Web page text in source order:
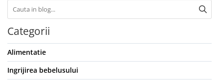
Categorii
Alimentatie
Ingrijirea bebelusului